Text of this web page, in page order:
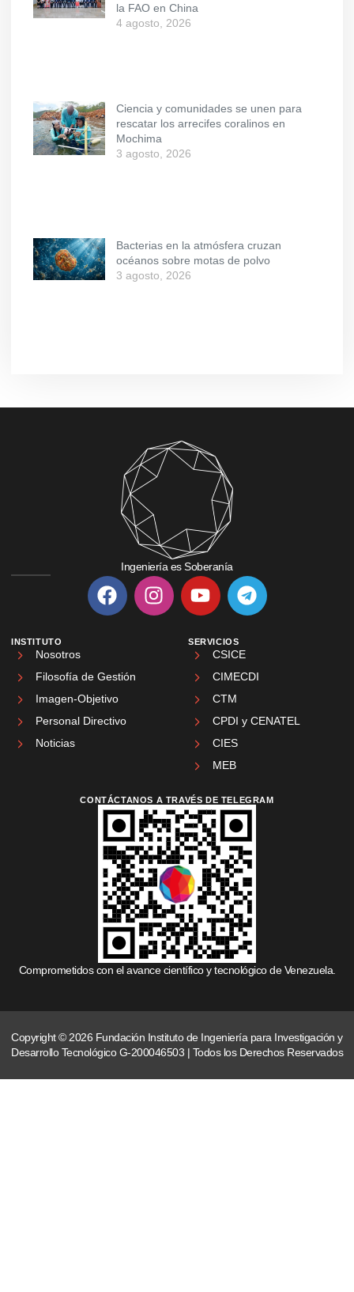
la FAO en China
4 agosto, 2026
Ciencia y comunidades se unen para
rescatar los arrecifes coralinos en
Mochima
3 agosto, 2026
Bacterias en la atmósfera cruzan
océanos sobre motas de polvo
3 agosto, 2026
Ingeniería es Soberanía
INSTITUTO
Nosotros
Filosofía de Gestión
Imagen-Objetivo
Personal Directivo
Noticias
SERVICIOS
CSICE
CIMECDI
CTM
CPDI y CENATEL
CIES
MEB
CONTÁCTANOS A TRAVÉS DE TELEGRAM
Comprometidos con el avance científico y tecnológico de Venezuela.
Copyright © 2026 Fundación Instituto de Ingeniería para Investigación y
Desarrollo Tecnológico G-200046503 | Todos los Derechos Reservados